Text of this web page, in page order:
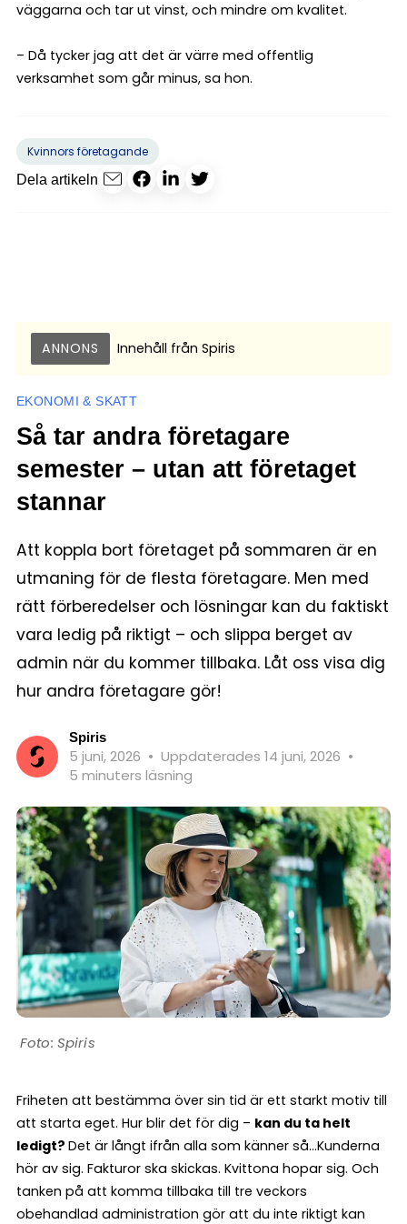
väggarna och tar ut vinst, och mindre om kvalitet.
– Då tycker jag att det är värre med offentlig
verksamhet som går minus, sa hon.
Kvinnors företagande
Dela artikeln
ANNONS Innehåll från Spiris
EKONOMI & SKATT
Så tar andra företagare
semester – utan att företaget
stannar
Att koppla bort företaget på sommaren är en
utmaning för de flesta företagare. Men med
rätt förberedelser och lösningar kan du faktiskt
vara ledig på riktigt – och slippa berget av
admin när du kommer tillbaka. Låt oss visa dig
hur andra företagare gör!
Spiris
5 juni, 2026 • Uppdaterades 14 juni, 2026 •
5 minuters läsning
Spiris
Friheten att bestämma över sin tid är ett starkt motiv till
att starta eget. Hur blir det för dig – kan du ta helt
ledigt? Det är långt ifrån alla som känner så…Kunderna
hör av sig. Fakturor ska skickas. Kvittona hopar sig. Och
tanken på att komma tillbaka till tre veckors
obehandlad administration gör att du inte riktigt kan